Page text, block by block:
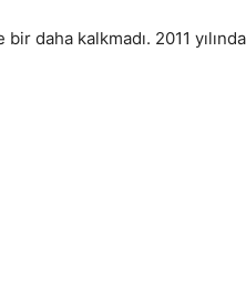
daha kalkmadı. 2011